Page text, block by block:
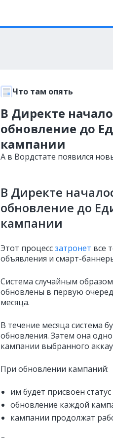
Что там опять
В Директе
обновление до
кампании
А в Вордстате появился
В Директе
обновление до
кампании
Этот процессзатронет все
объявления и смарт-
Система случайным
обновлены в первую
месяца.
В течение месяца система
обновления. Затем она
кампании выбранного
При обновлении кампаний:
им будет присвоен
обновление каждой
кампании продолжат